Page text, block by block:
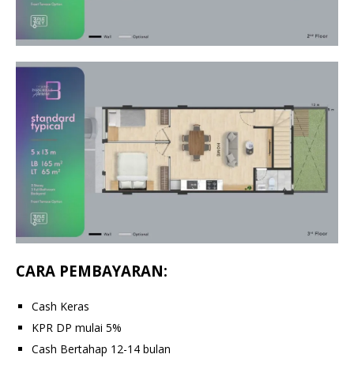
CARA PEMBAYARAN:
Cash Keras
KPR DP mulai 5%
Cash Bertahap 12-14 bulan